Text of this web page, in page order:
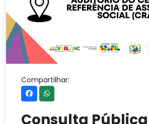
Compartilhar:
Consulta